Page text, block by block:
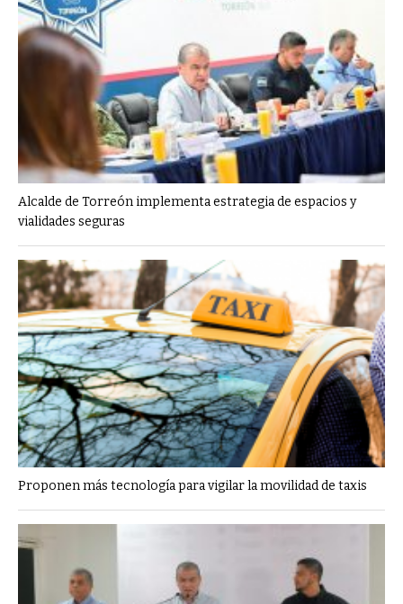
Alcalde de Torreón implementa estrategia de espacios y
vialidades seguras
Proponen más tecnología para vigilar la movilidad de taxis